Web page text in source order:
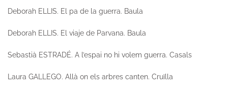
Deborah ELLIS. El pa de la guerra. Baula
Deborah ELLIS. El viaje de Parvana. Baula
Sebastià ESTRADÉ. A l’espai no hi volem guerra. Casals
Laura GALLEGO. Allà on els arbres canten. Cruïlla